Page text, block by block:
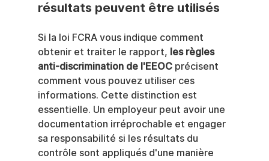
résultats peuvent être utilisés
Si la loi FCRA vous indique comment
obtenir et traiter le rapport, les règles
anti-discrimination de l'EEOC précisent
comment vous pouvez utiliser ces
informations. Cette distinction est
essentielle. Un employeur peut avoir une
documentation irréprochable et engager
sa responsabilité si les résultats du
contrôle sont appliqués d'une manière